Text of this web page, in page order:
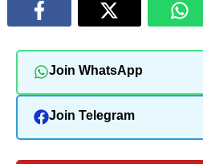
Join WhatsApp
Join Telegram